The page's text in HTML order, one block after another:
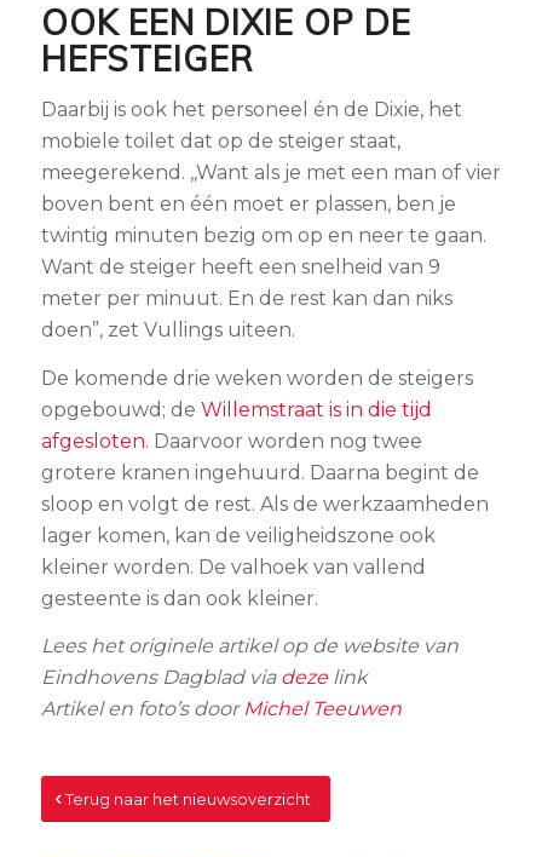
OOK EEN DIXIE OP DE
HEFSTEIGER
Daarbij is ook het personeel én de Dixie, het
mobiele toilet dat op de steiger staat,
meegerekend. ,,Want als je met een man of vier
boven bent en één moet er plassen, ben je
twintig minuten bezig om op en neer te gaan.
Want de steiger heeft een snelheid van 9
meter per minuut. En de rest kan dan niks
doen”, zet Vullings uiteen.
De komende drie weken worden de steigers
opgebouwd; de Willemstraat is in die tijd
afgesloten. Daarvoor worden nog twee
grotere kranen ingehuurd. Daarna begint de
sloop en volgt de rest. Als de werkzaamheden
lager komen, kan de veiligheidszone ook
kleiner worden. De valhoek van vallend
gesteente is dan ook kleiner.
Lees het originele artikel op de website van
Eindhovens Dagblad via dezelink
Artikel en foto’s door Michel Teeuwen
Terug naar het nieuwsoverzicht